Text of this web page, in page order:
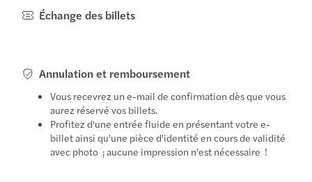
Échange des billets
Annulation et remboursement
Vous recevrez un e-mail de confirmation dès que vous
aurez réservé vos billets.
Profitez d'une entrée fluide en présentant votre e-
billet ainsi qu'une pièce d'identité en cours de validité
avec photo ; aucune impression n'est nécessaire !